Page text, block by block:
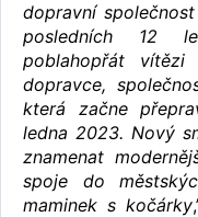
dopravní
posledních 12
poblahopřát vítězi
dopravce,
která začne
ledna 2023. Nový
znamenat
spoje do
maminek s kočárky